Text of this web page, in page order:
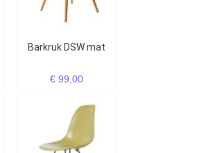
Barkruk DSW mat
€ 99,00